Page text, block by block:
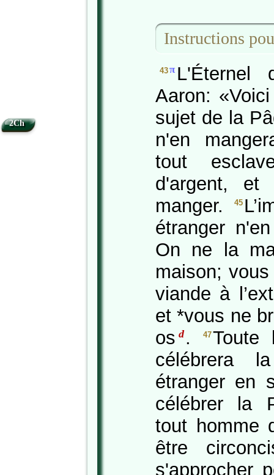
Instructions
43π
Aaron:
sujet de la
n'en
tout
d'argent,
manger.
45
étranger
On ne la
maison;
viande à
et *vous ne
os d. 47Toute
célébrera
étranger en
célébrer la
tout homme
être
s'approcher
2Ch